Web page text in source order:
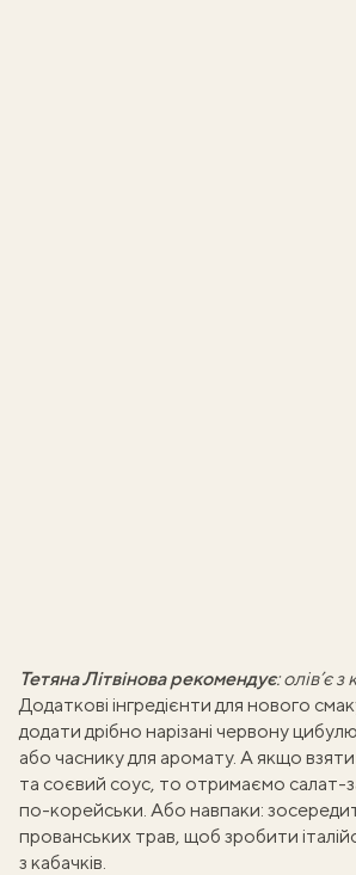
Тетяна Літвінова рекомендує:олів’є
Додаткові інгредієнти для нового
додати дрібно нарізані червону
або часнику для аромату. А якщо взяти
та соєвий соус, то отримаємо салат-
по-корейськи. Або навпаки:
прованських трав, щоб зробити
з кабачків.